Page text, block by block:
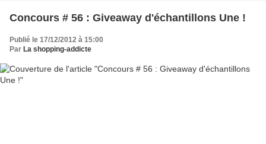
Concours # 56 : Giveaway d'échantillons Une !
Publié le 17/12/2012 à 15:00
Par La shopping-addicte